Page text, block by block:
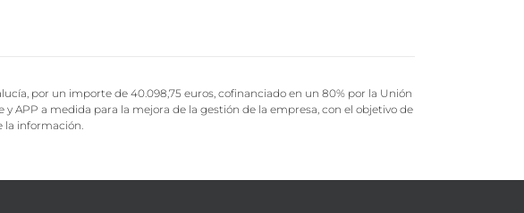
por un importe de 40.098,75 euros, cofinanciado en un 80% por la Unión
APP a medida para la mejora de la gestión de la empresa, con el objetivo de
la información.